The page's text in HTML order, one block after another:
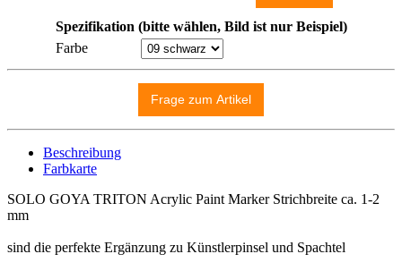
Spezifikation (bitte wählen, Bild ist nur Beispiel)
Farbe
Beschreibung
Farbkarte
SOLO GOYA TRITON Acrylic Paint Marker Strichbreite ca. 1-2
mm
sind die perfekte Ergänzung zu Künstlerpinsel und Spachtel